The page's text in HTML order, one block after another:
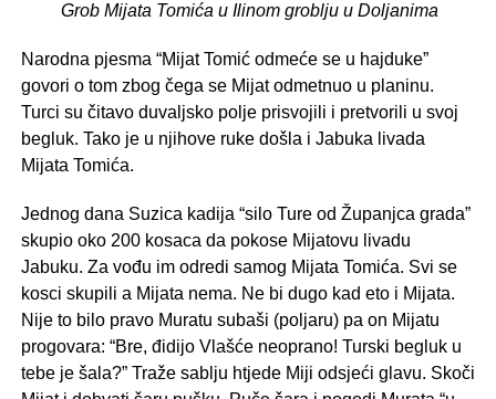
Grob Mijata Tomića u Ilinom groblju u Doljanima
Narodna pjesma “Mijat Tomić odmeće se u hajduke”
govori o tom zbog čega se Mijat odmetnuo u planinu.
Turci su čitavo duvaljsko polje prisvojili i pretvorili u svoj
begluk. Tako je u njihove ruke došla i Jabuka livada
Mijata Tomića.
Jednog dana Suzica kadija “silo Ture od Županjca grada”
skupio oko 200 kosaca da pokose Mijatovu livadu
Jabuku. Za vođu im odredi samog Mijata Tomića. Svi se
kosci skupili a Mijata nema. Ne bi dugo kad eto i Mijata.
Nije to bilo pravo Muratu subaši (poljaru) pa on Mijatu
progovara: “Bre, đidijo Vlašće neoprano! Turski begluk u
tebe je šala?” Traže sablju htjede Miji odsjeći glavu. Skoči